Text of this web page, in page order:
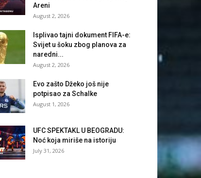
Areni
August 2, 2026
Isplivao tajni dokument FIFA-e:
Svijet u šoku zbog planova za
naredni...
August 2, 2026
Evo zašto Džeko još nije
potpisao za Schalke
August 1, 2026
UFC SPEKTAKL U BEOGRADU:
Noć koja miriše na istoriju
July 31, 2026